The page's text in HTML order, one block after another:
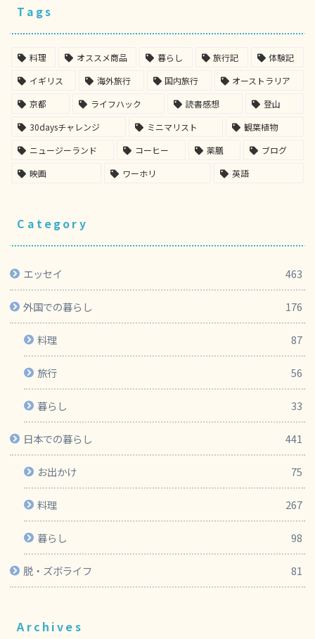
Tags
料理 オススメ商品 暮らし 旅行記
体験記
イギリス
海外旅行 国内旅行
オーストラリア
京都
ライフハック 読書感想
登山
30daysチャレンジ
ミニマリスト
観葉植物
ニュージーランド
コーヒー 薬膳
ブログ
映画
ワーホリ 英語
Category
エッセイ 463
外国での暮らし 176
料理 87
旅行 56
暮らし 33
日本での暮らし 441
お出かけ 75
料理 267
暮らし 98
脱・ズボライフ 81
Archives